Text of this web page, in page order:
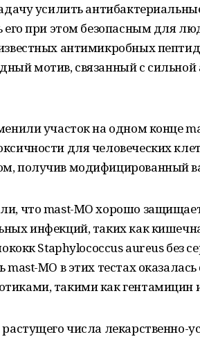
усилить
его при этом безопасным для
антимикробных
мотив, связанный с сильной
участок на одном конце
для человеческих
получив модифицированный
что mast-МО хорошо
инфекций, таких как
Staphylococcus aureus без
МО в этих тестах
такими как гентамицин
числа лекарственно-